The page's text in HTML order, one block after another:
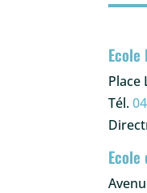
Ecole
Place
Tél.
Ecole